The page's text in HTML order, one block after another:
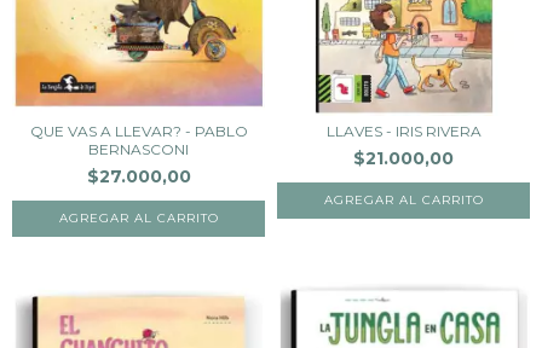
QUE VAS A LLEVAR? - PABLO
BERNASCONI
$27.000,00
LLAVES - IRIS RIVERA
$21.000,00